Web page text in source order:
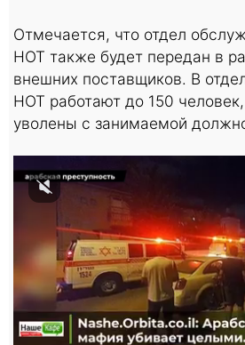
Отмечается, что отдел
HOT также будет передан в
внешних поставщиков. В
HOT работают до 150
уволены с занимаемой